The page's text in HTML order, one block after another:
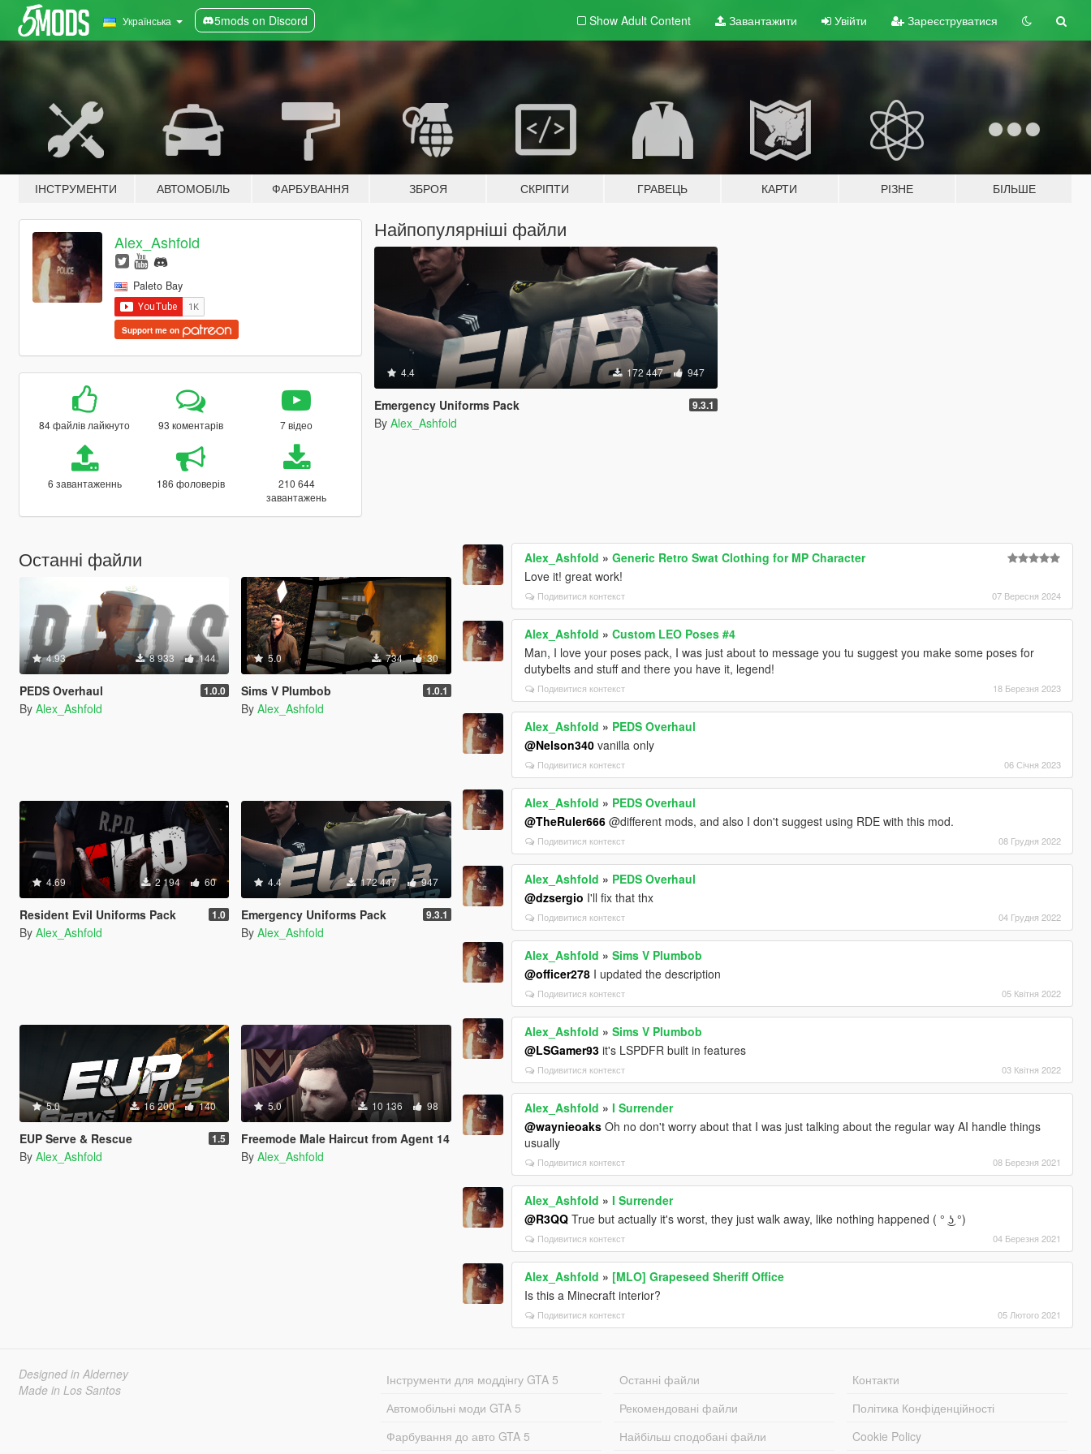
Українська 5mods on Discord Show Adult Content Завантажити Увійти Зареєструватися
ІНСТРУМЕНТИ АВТОМОБІЛЬ ФАРБУВАННЯ ЗБРОЯ СКРІПТИ ГРАВЕЦЬ КАРТИ РІЗНЕ БІЛЬШЕ
Alex_Ashfold
Paleto Bay
Support me on
84 файлів лайкнуто 93 коментарів 7 відео
6 завантаженнь 186 фоловерів
210 644
завантажень
Найпопулярніші файли
4.4 172 447 947
Emergency Uniforms Pack 9.3.1
By Alex_Ashfold
Останні файли
4.93 8 933 144
PEDS Overhaul 1.0.0
By Alex_Ashfold
5.0 734 30
Sims V Plumbob 1.0.1
By Alex_Ashfold
4.69 2 194 60
Resident Evil Uniforms Pack 1.0
By Alex_Ashfold
4.4 172 447 947
Emergency Uniforms Pack 9.3.1
By Alex_Ashfold
5.0 16 200 140
EUP Serve & Rescue 1.5
By Alex_Ashfold
5.0 10 136 98
Freemode Male Haircut from Agent 14
By Alex_Ashfold
Alex_Ashfold »Generic Retro Swat Clothing for MP Character
Love it! great work!
Подивитися контекст 07 Вересня 2024
Alex_Ashfold »Custom LEO Poses #4
Man, I love your poses pack, I was just about to message you tu suggest you make some poses for
dutybelts and stuff and there you have it, legend!
Подивитися контекст 18 Березня 2023
Alex_Ashfold » PEDS Overhaul
@Nelson340 vanilla only
Подивитися контекст 06 Січня 2023
Alex_Ashfold » PEDS Overhaul
@TheRuler666 @different mods, and also I don't suggest using RDE with this mod.
Подивитися контекст 08 Грудня 2022
Alex_Ashfold » PEDS Overhaul
@dzsergio I'll fix that thx
Подивитися контекст 04 Грудня 2022
Alex_Ashfold »Sims V Plumbob
@officer278 I updated the description
Подивитися контекст 05 Квітня 2022
Alex_Ashfold »Sims V Plumbob
@LSGamer93 it's LSPDFR built in features
Подивитися контекст 03 Квітня 2022
Alex_Ashfold »I Surrender
@waynieoaks Oh no don't worry about that I was just talking about the regular way AI handle things
usually
Подивитися контекст 08 Березня 2021
Alex_Ashfold »I Surrender
@R3QQ True but actually it's worst, they just walk away, like nothing happened ( ° ͜ʖ °)
Подивитися контекст 04 Березня 2021
Alex_Ashfold » [MLO] Grapeseed Sheriff Office
Is this a Minecraft interior?
Подивитися контекст 05 Лютого 2021
Designed in Alderney
Made in Los Santos
Інструменти для моддінгу GTA 5
Автомобільні моди GTA 5
Фарбування до авто GTA 5
Останні файли
Рекомендовані файли
Найбільш сподобані файли
Контакти
Політика Конфіденційності
Cookie Policy